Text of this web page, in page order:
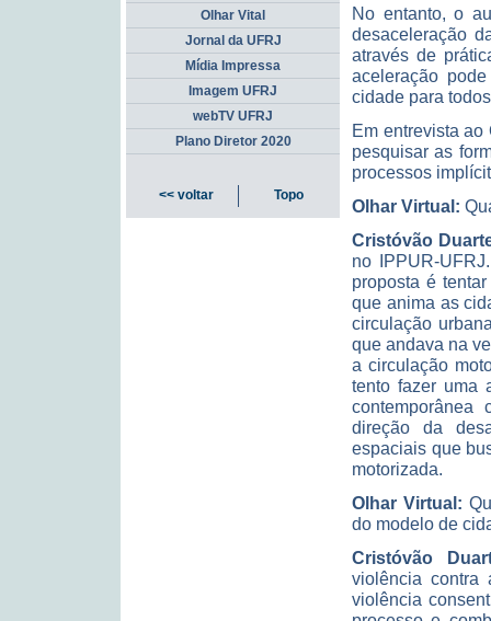
No entanto, o
desaceleração
através de
aceleração
cidade para
Em entrevista
pesquisar as
processos
Olhar Virtual:
Cristóvão
no IPPUR-
proposta é
que anima as
circulação
que andava na
a circulação
tento fazer uma
direção da
espaciais que
motorizada.
Olhar Virtual:
do modelo de
Cristóvão
violência
violência
Olhar Vital
Jornal da UFRJ
Mídia Impressa
Imagem UFRJ
webTV UFRJ
Plano Diretor 2020
<< voltar Topo